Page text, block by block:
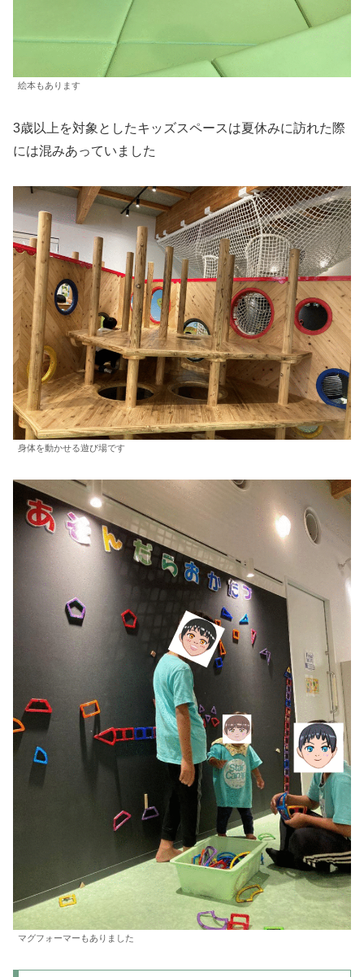
絵本もあります
3歳以上を対象としたキッズスペースは夏休みに訪れた際
には混みあっていました
身体を動かせる遊び場です
マグフォーマーもありました